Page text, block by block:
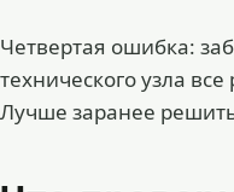
Четвертая ошибка:
технического узла
Лучше заранее